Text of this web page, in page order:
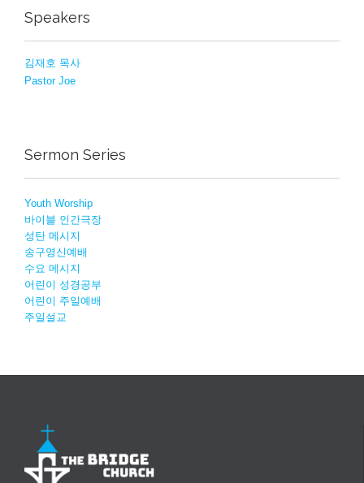
Speakers
김재호 목사
Pastor Joe
Sermon Series
Youth Worship
바이블 인간극장
성탄 메시지
송구영신예배
수요 메시지
어린이 성경공부
어린이 주일예배
주일설교